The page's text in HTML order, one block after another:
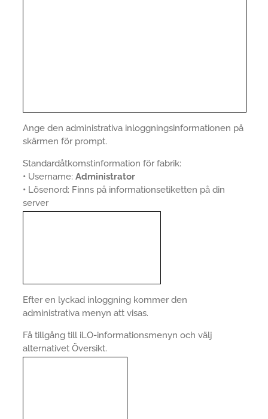
Ange den administrativa inloggningsinformationen på
skärmen för prompt.
Standardåtkomstinformation för fabrik:
• Username: Administrator
• Lösenord: Finns på informationsetiketten på din
server
Efter en lyckad inloggning kommer den
administrativa menyn att visas.
Få tillgång till iLO-informationsmenyn och välj
alternativet Översikt.